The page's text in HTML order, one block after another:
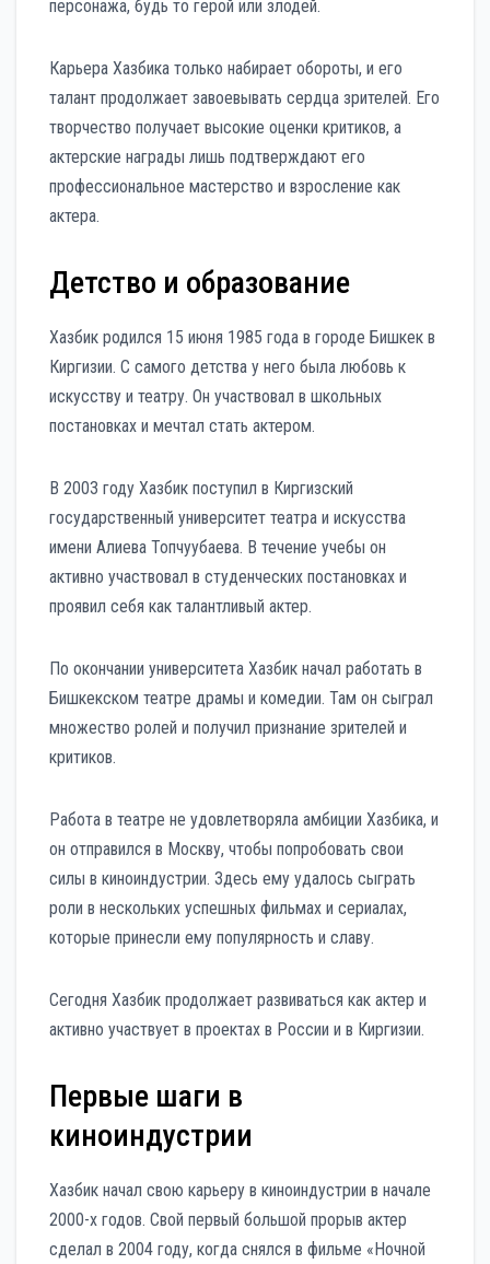
персонажа, будь то герой или злодей.
Карьера Хазбика только набирает обороты, и его
талант продолжает завоевывать сердца зрителей. Его
творчество получает высокие оценки критиков, а
актерские награды лишь подтверждают его
профессиональное мастерство и взросление как
актера.
Детство и образование
Хазбик родился 15 июня 1985 года в городе Бишкек в
Киргизии. С самого детства у него была любовь к
искусству и театру. Он участвовал в школьных
постановках и мечтал стать актером.
В 2003 году Хазбик поступил в Киргизский
государственный университет театра и искусства
имени Алиева Топчуубаева. В течение учебы он
активно участвовал в студенческих постановках и
проявил себя как талантливый актер.
По окончании университета Хазбик начал работать в
Бишкекском театре драмы и комедии. Там он сыграл
множество ролей и получил признание зрителей и
критиков.
Работа в театре не удовлетворяла амбиции Хазбика, и
он отправился в Москву, чтобы попробовать свои
силы в киноиндустрии. Здесь ему удалось сыграть
роли в нескольких успешных фильмах и сериалах,
которые принесли ему популярность и славу.
Сегодня Хазбик продолжает развиваться как актер и
активно участвует в проектах в России и в Киргизии.
Первые шаги в
киноиндустрии
Хазбик начал свою карьеру в киноиндустрии в начале
2000-х годов. Свой первый большой прорыв актер
сделал в 2004 году, когда снялся в фильме «Ночной